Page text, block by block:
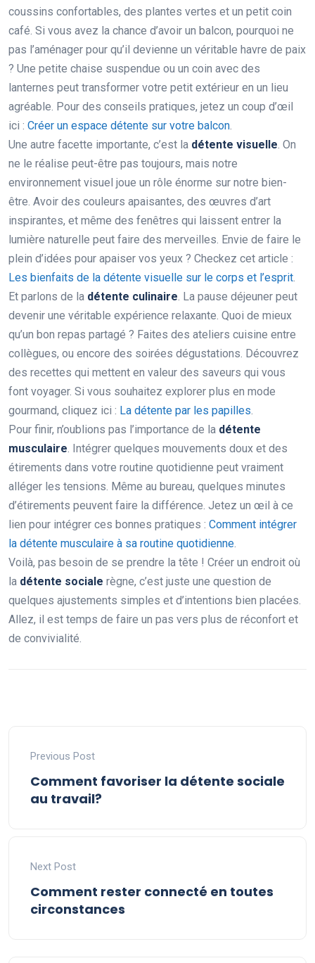
coussins confortables, des plantes vertes et un petit coin
café. Si vous avez la chance d’avoir un balcon, pourquoi ne
pas l’aménager pour qu’il devienne un véritable havre de paix
? Une petite chaise suspendue ou un coin avec des
lanternes peut transformer votre petit extérieur en un lieu
agréable. Pour des conseils pratiques, jetez un coup d’œil
ici : Créer un espace détente sur votre balcon.
Une autre facette importante, c’est la détente visuelle. On
ne le réalise peut-être pas toujours, mais notre
environnement visuel joue un rôle énorme sur notre bien-
être. Avoir des couleurs apaisantes, des œuvres d’art
inspirantes, et même des fenêtres qui laissent entrer la
lumière naturelle peut faire des merveilles. Envie de faire le
plein d’idées pour apaiser vos yeux ? Checkez cet article :
Les bienfaits de la détente visuelle sur le corps et l’esprit.
Et parlons de la détente culinaire. La pause déjeuner peut
devenir une véritable expérience relaxante. Quoi de mieux
qu’un bon repas partagé ? Faites des ateliers cuisine entre
collègues, ou encore des soirées dégustations. Découvrez
des recettes qui mettent en valeur des saveurs qui vous
font voyager. Si vous souhaitez explorer plus en mode
gourmand, cliquez ici : La détente par les papilles.
Pour finir, n’oublions pas l’importance de la détente
musculaire. Intégrer quelques mouvements doux et des
étirements dans votre routine quotidienne peut vraiment
alléger les tensions. Même au bureau, quelques minutes
d’étirements peuvent faire la différence. Jetez un œil à ce
lien pour intégrer ces bonnes pratiques : Comment intégrer
la détente musculaire à sa routine quotidienne.
Voilà, pas besoin de se prendre la tête ! Créer un endroit où
la détente sociale règne, c’est juste une question de
quelques ajustements simples et d’intentions bien placées.
Allez, il est temps de faire un pas vers plus de réconfort et
de convivialité.
Previous Post
Comment favoriser la détente sociale
au travail?
Next Post
Comment rester connecté en toutes
circonstances